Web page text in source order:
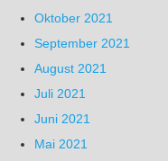
Oktober 2021
September 2021
August 2021
Juli 2021
Juni 2021
Mai 2021